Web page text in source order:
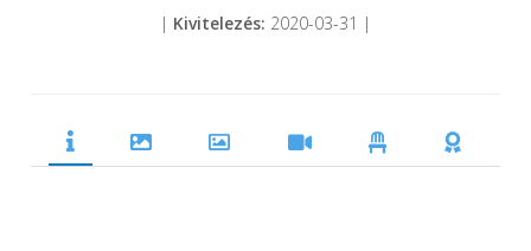
| Kivitelezés: 2020-03-31 |